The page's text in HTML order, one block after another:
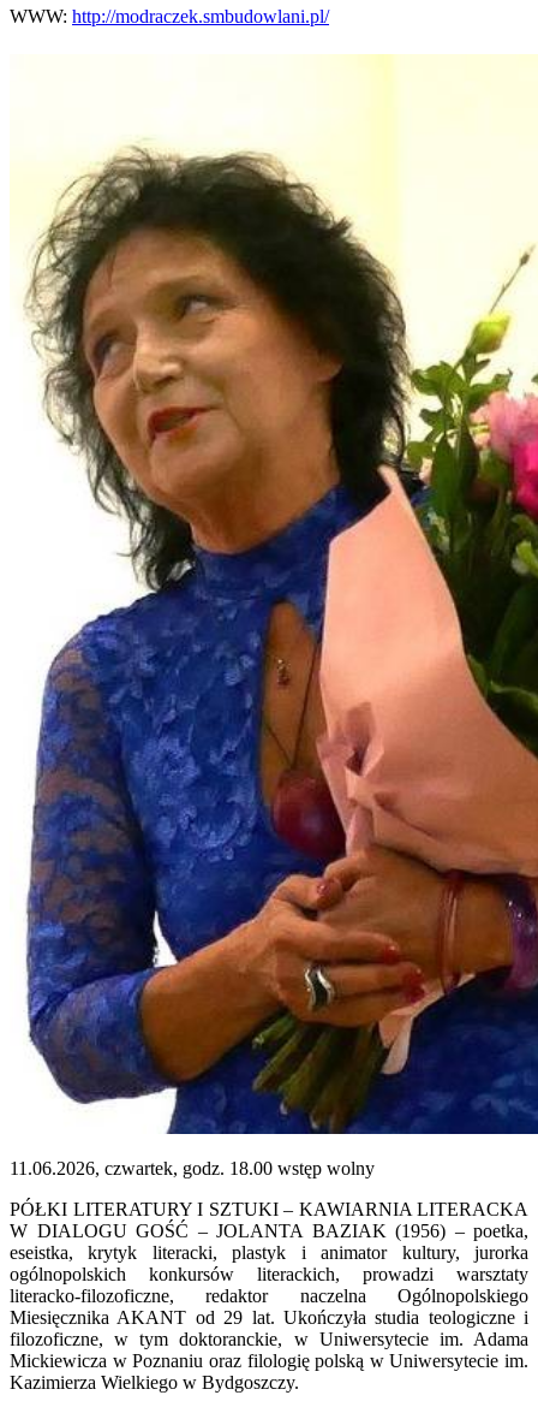
WWW: http://modraczek.smbudowlani.pl/
11.06.2026, czwartek, godz. 18.00 wstęp wolny
PÓŁKI LITERATURY I SZTUKI – KAWIARNIA LITERACKA
W DIALOGU GOŚĆ – JOLANTA BAZIAK (1956) – poetka,
eseistka, krytyk literacki, plastyk i animator kultury, jurorka
ogólnopolskich konkursów literackich, prowadzi warsztaty
literacko-filozoficzne, redaktor naczelna Ogólnopolskiego
Miesięcznika AKANT od 29 lat. Ukończyła studia teologiczne i
filozoficzne, w tym doktoranckie, w Uniwersytecie im. Adama
Mickiewicza w Poznaniu oraz filologię polską w Uniwersytecie im.
Kazimierza Wielkiego w Bydgoszczy.